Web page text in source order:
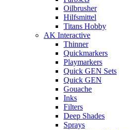
Oilbrusher
Hilfsmittel
Titans Hobby
AK Interactive
Thinner
Quickmarkers
Playmarkers
Quick GEN Sets
Quick GEN
Gouache
Inks
Filters
Deep Shades
Sprays